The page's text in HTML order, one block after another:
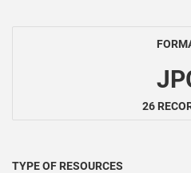
26
TYPE OF RESOURCES